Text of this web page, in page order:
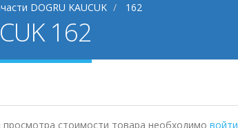
DOGRU KAUCUK 162
162
просмотра стоимости товара необходимо